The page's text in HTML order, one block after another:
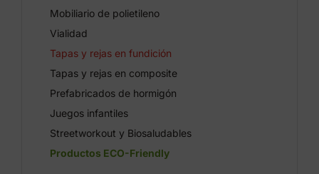
Mobiliario de polietileno
Vialidad
Tapas y rejas en fundición
Tapas y rejas en composite
Prefabricados de hormigón
Juegos infantiles
Streetworkout y Biosaludables
Productos ECO-Friendly